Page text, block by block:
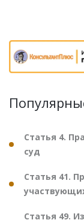
Статья 4.
суд
Статья 41.
Статья 49.